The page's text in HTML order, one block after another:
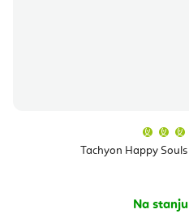
Tachyon Happy
Na stanju